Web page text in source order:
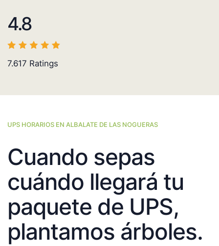
4.8
7.617 Ratings
UPS HORARIOS EN ALBALATE DE LAS NOGUERAS
Cuando sepas
cuándo llegará tu
paquete de UPS,
plantamos árboles.